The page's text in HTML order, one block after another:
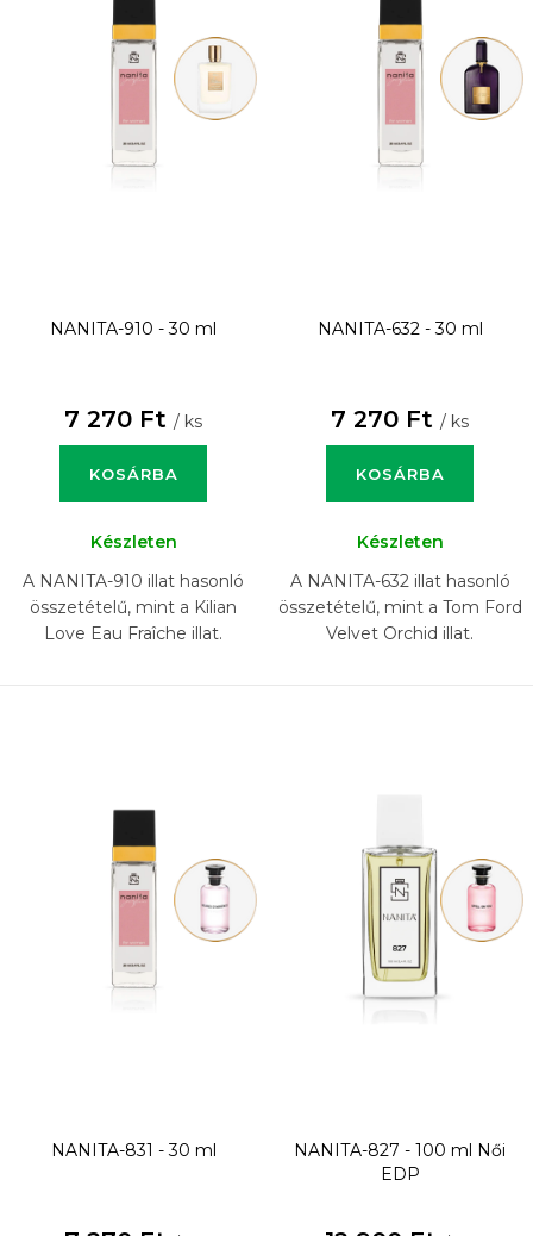
NANITA-910 - 30 ml
7 270 Ft / ks
KOSÁRBA
Készleten
A NANITA-910 illat hasonló
összetételű, mint a Kilian
Love Eau Fraîche illat.
NANITA-632 - 30 ml
7 270 Ft / ks
KOSÁRBA
Készleten
A NANITA-632 illat hasonló
összetételű, mint a Tom Ford
Velvet Orchid illat.
NANITA-831 - 30 ml NANITA-827 - 100 ml Női
EDP